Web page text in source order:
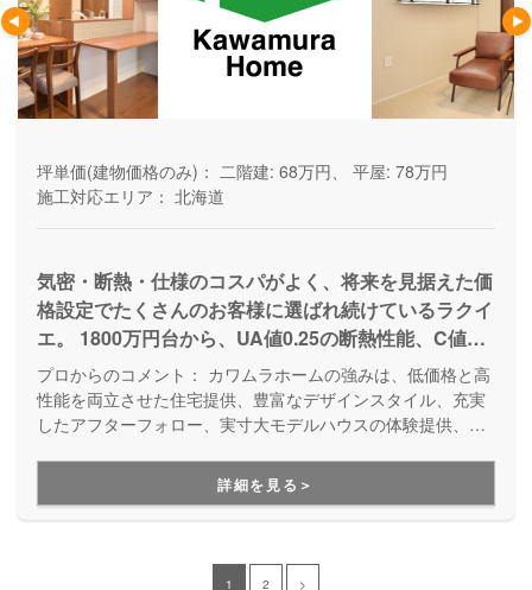
坪単価(建物価格のみ)： 二階建: 68万円、 平屋: 78万円
施工対応エリア： 北海道
気密・断熱・仕様のコスパがよく、将来を見据えた価
格設定でたくさんのお客様に選ばれ続けているラクイ
エ。 1800万円台から、UA値0.25の断熱性能、C値平
均は0.37の高気密・高断熱な家を全棟気密測定検査を
行いご提供している人気商品。 自分達の暮らしに合
わせた自由設計はもちろん、平屋から5LDKまで多彩
ランまで豊富なご提案が可能です。
プロからのコメント： カワムラホームの強みは、低価格と高
性能を両立させた住宅提供、豊富なデザインスタイル、充実
したアフターフォロー、実寸大モデルハウスの体験提供、そ
により、顧客に高い満足度を提供しています。
詳細を見る＞
1 2 >